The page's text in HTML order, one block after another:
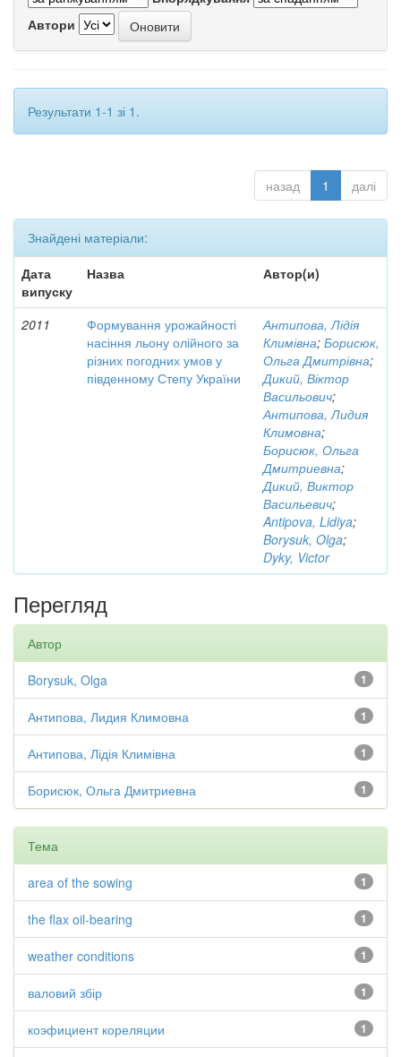
Автори
Результати 1-1 зі 1.
назад 1 далі
Знайдені матеріали:
Дата
випуску
Назва Автор(и)
2011
Формування урожайності
насіння льону олійного за
різних погодних умов у
південному Степу України
Антипова, Лідія
Климівна; Борисюк,
Ольга Дмитрівна;
Дикий, Віктор
Васильович;
Антипова, Лидия
Климовна;
Борисюк, Ольга
Дмитриевна;
Дикий, Виктор
Васильевич;
Antipova, Lidiya;
Borysuk, Olga;
Dyky, Victor
Перегляд
Автор
1
Borysuk, Olga
1
Антипова, Лидия Климовна
1
Антипова, Лідія Климівна
1
Борисюк, Ольга Дмитриевна
Тема
1
area of the sowing
1
the flax oil-bearing
1
weather conditions
1
валовий збір
1
коэфициент кореляции